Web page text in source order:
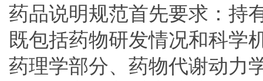
药品说明规范首先要求：持
既包括药物研发情况和科学
药理学部分、药物代谢动力